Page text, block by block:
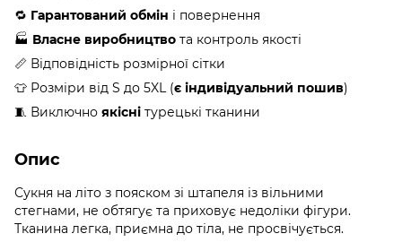
🔁 Гарантований обмін і повернення
🏭 Власне виробництво та контроль якості
📏 Відповідність розмірної сітки
👕 Розміри від S до 5XL (є індивідуальний пошив)
🧵 Виключно якісні турецькі тканини
Опис
Сукня на літо з пояском зі штапеля із вільними
стегнами, не обтягує та приховує недоліки фігури.
Тканина легка, приємна до тіла, не просвічується.